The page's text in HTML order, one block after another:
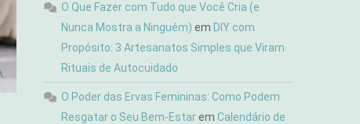
O Que Fazer com Tudo que Você Cria (e
Nunca Mostra a Ninguém) em DIY com
Propósito: 3 Artesanatos Simples que Viram
Rituais de Autocuidado
O Poder das Ervas Femininas: Como Podem
Resgatar o Seu Bem-EstaremCalendário de